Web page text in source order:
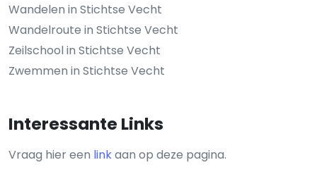
Wandelen in Stichtse Vecht
Wandelroute in Stichtse Vecht
Zeilschool in Stichtse Vecht
Zwemmen in Stichtse Vecht
Interessante Links
Vraag hier een linkaan op deze pagina.